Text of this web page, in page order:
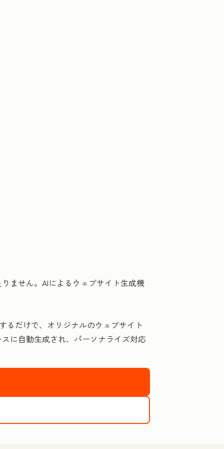
ません。AIによるウェブサイト生成機
るだけで、オリジナルのウェブサイト
に自動生成され、パーソナライズ対応